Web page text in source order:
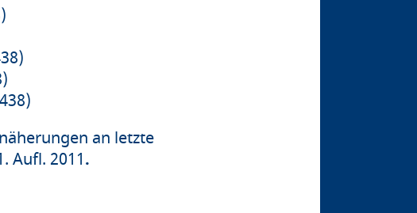
an letzte
Aufl. 2011.